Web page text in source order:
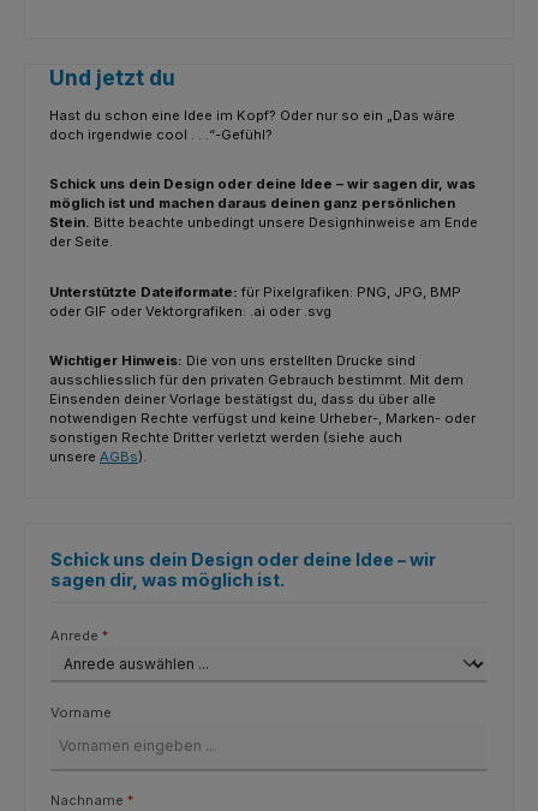
Und jetzt du
Hast du schon eine Idee im Kopf? Oder nur so ein „Das wäre
doch irgendwie cool . . .“-Gefühl?
Schick uns dein Design oder deine Idee – wir sagen dir, was
möglich ist und machen daraus deinen ganz persönlichen
Stein. Bitte beachte unbedingt unsere Designhinweise am Ende
der Seite.
Unterstützte Dateiformate: für Pixelgrafiken: PNG, JPG, BMP
oder GIF oder Vektorgrafiken: .ai oder .svg
Wichtiger Hinweis: Die von uns erstellten Drucke sind
ausschliesslich für den privaten Gebrauch bestimmt. Mit dem
Einsenden deiner Vorlage bestätigst du, dass du über alle
notwendigen Rechte verfügst und keine Urheber-, Marken- oder
sonstigen Rechte Dritter verletzt werden (siehe auch
unsere AGBs).
Schick uns dein Design oder deine Idee – wir
sagen dir, was möglich ist.
Anrede *
Vorname
Nachname *